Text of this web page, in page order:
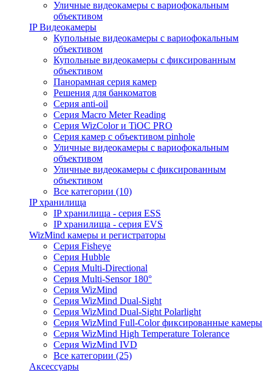
Уличные видеокамеры с вариофокальным
объективом
IP Видеокамеры
Купольные видеокамеры с вариофокальным
объективом
Купольные видеокамеры с фиксированным
объективом
Панорамная серия камер
Решения для банкоматов
Серия anti-oil
Серия Macro Meter Reading
Серия WizColor и TiOC PRO
Серия камер с объективом pinhole
Уличные видеокамеры с вариофокальным
объективом
Уличные видеокамеры с фиксированным
объективом
Все категории (10)
IP хранилища
IP хранилища - серия ESS
IP хранилища - серия EVS
WizMind камеры и регистраторы
Серия Fisheye
Серия Hubble
Серия Multi-Directional
Серия Multi-Sensor 180°
Серия WizMind
Серия WizMind Dual-Sight
Серия WizMind Dual-Sight Polarlight
Серия WizMind Full-Color фиксированные камеры
Серия WizMind High Temperature Tolerance
Серия WizMind IVD
Все категории (25)
Аксессуары